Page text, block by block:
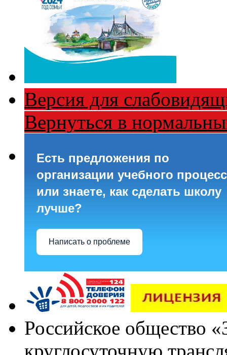
Версия для
Вернуться в
Есть предложения по
организации учебного
или знаете, как сделать школу
лучше?
Написать о проблеме
Российское общество
круглосуточную